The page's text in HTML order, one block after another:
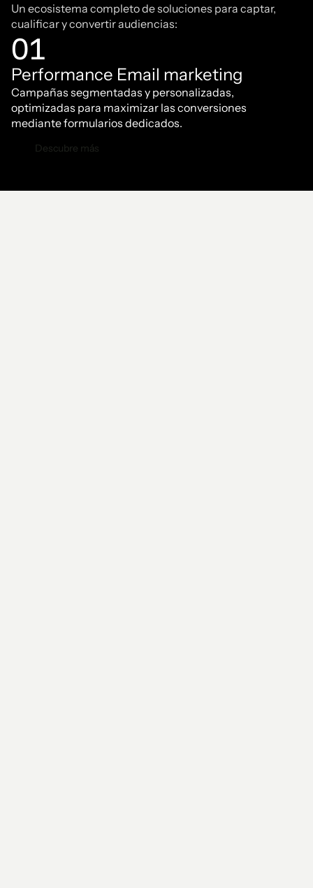
Un ecosistema completo de soluciones para captar,
cualificar y convertir audiencias:
01
Performance Email marketing
Campañas segmentadas y personalizadas,
optimizadas para maximizar las conversiones
mediante formularios dedicados.
Descubre más
Descubre más